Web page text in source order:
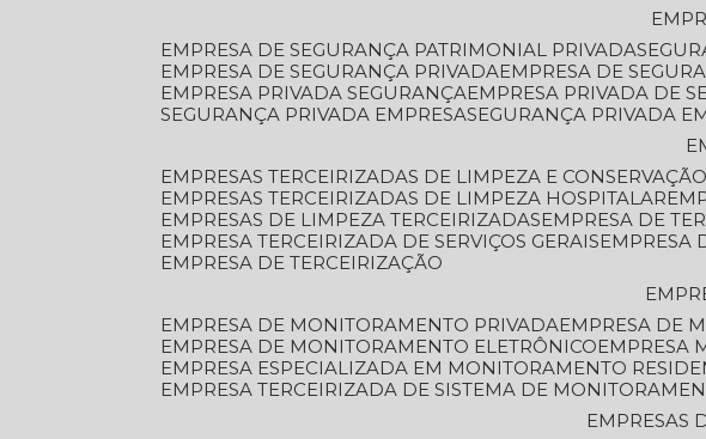
EMPRESA DE SEGURANÇA PATRIMONIAL PRIVADA
EMPRESA DE SEGURANÇA PRIVADA
EMPRESA DE
EMPRESA PRIVADA SEGURANÇA
EMPRESA PRIVADA DE
SEGURANÇA PRIVADA EMPRESA SEGURANÇA PRIVADA
EMPRESAS TERCEIRIZADAS DE LIMPEZA E CONSERVAÇÃO
EMPRESAS TERCEIRIZADAS DE LIMPEZA HOSPITALAR
EMPRESAS DE LIMPEZA TERCEIRIZADAS
EMPRESA DE
EMPRESA TERCEIRIZADA DE SERVIÇOS GERAIS
EMPRESA DE TERCEIRIZAÇÃO
EMPRESA DE MONITORAMENTO PRIVADA
EMPRESA DE
EMPRESA DE MONITORAMENTO ELETRÔNICO
EMPRESA ESPECIALIZADA EM MONITORAMENTO
EMPRESA TERCEIRIZADA DE SISTEMA DE